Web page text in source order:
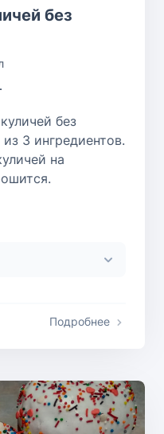
без
без
3 ингредиентов.
на
Подробнее